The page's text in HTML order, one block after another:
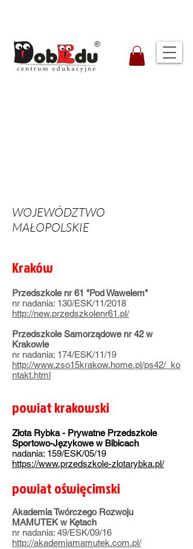
WOJEWÓDZTWO
MAŁOPOLSKIE
Kraków
Przedszkole nr 61 "Pod Wawelem"
nr nadania: 130/ESK/11/2018
http://new.przedszkolenr61.pl/
Przedszkole Samorządowe nr 42 w
Krakowie
nr nadania: 174/ESK/11/19
http://www.zso15krakow.home.pl/ps42/_ko
ntakt.html
powiat krakowski
Złota Rybka - Prywatne Przedszkole
Sportowo-Językowe w Bibicach
nadania: 159/ESK/05/19
https://www.przedszkole-zlotarybka.pl/
powiat oświęcimski
Akademia Twórczego Rozwoju
MAMUTEK w Kętach
nr nadania: 49/ESK/09/16
http://akademiamamutek.com.pl/